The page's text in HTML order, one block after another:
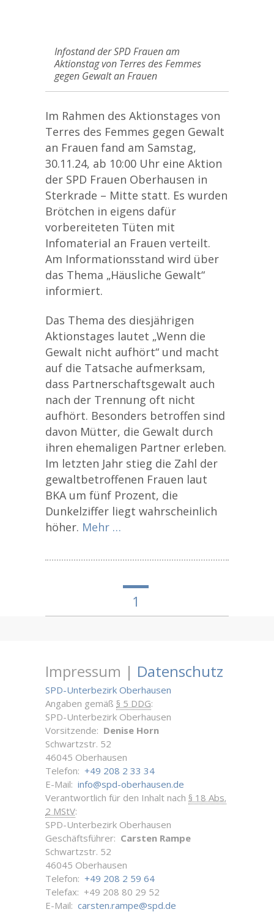
Infostand der SPD Frauen am
Aktionstag von Terres des Femmes
gegen Gewalt an Frauen
Im Rahmen des Aktionstages von
Terres des Femmes gegen Gewalt
an Frauen fand am Samstag,
30.11.24, ab 10:00 Uhr eine Aktion
der SPD Frauen Oberhausen in
Sterkrade – Mitte statt. Es wurden
Brötchen in eigens dafür
vorbereiteten Tüten mit
Infomaterial an Frauen verteilt.
Am Informationsstand wird über
das Thema „Häusliche Gewalt“
informiert.
Das Thema des diesjährigen
Aktionstages lautet „Wenn die
Gewalt nicht aufhört“ und macht
auf die Tatsache aufmerksam,
dass Partnerschaftsgewalt auch
nach der Trennung oft nicht
aufhört. Besonders betroffen sind
davon Mütter, die Gewalt durch
ihren ehemaligen Partner erleben.
Im letzten Jahr stieg die Zahl der
gewaltbetroffenen Frauen laut
BKA um fünf Prozent, die
Dunkelziffer liegt wahrscheinlich
höher. Mehr …
1
Impressum | Datenschutz
SPD-Unterbezirk Oberhausen
Angaben gemäß § 5 DDG:
SPD-Unterbezirk Oberhausen
Vorsitzende: Denise Horn
Schwartzstr. 52
46045 Oberhausen
Telefon: +49 208 2 33 34
E-Mail: info@spd-oberhausen.de
Verantwortlich für den Inhalt nach § 18 Abs.
2 MStV:
SPD-Unterbezirk Oberhausen
Geschäftsführer: Carsten Rampe
Schwartzstr. 52
46045 Oberhausen
Telefon: +49 208 2 59 64
Telefax: +49 208 80 29 52
E-Mail: carsten.rampe@spd.de